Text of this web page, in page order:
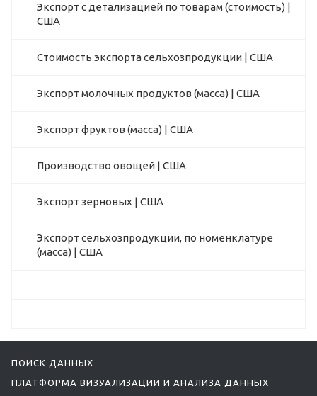
Экспорт с детализацией по товарам (стоимость) |
США
Стоимость экспорта сельхозпродукции | США
Экспорт молочных продуктов (масса) | США
Экспорт фруктов (масса) | США
Производство овощей | США
Экспорт зерновых | США
Экспорт сельхозпродукции, по номенклатуре
(масса) | США
ПОИСК ДАННЫХ
ПЛАТФОРМА ВИЗУАЛИЗАЦИИ И АНАЛИЗА ДАННЫХ